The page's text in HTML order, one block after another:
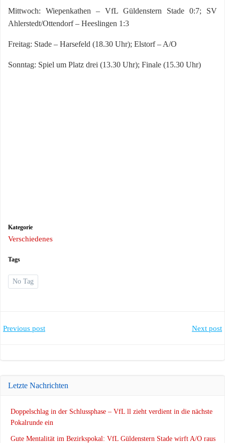
Mittwoch: Wiepenkathen – VfL Güldenstern Stade 0:7; SV
Ahlerstedt/Ottendorf – Heeslingen 1:3
Freitag: Stade – Harsefeld (18.30 Uhr); Elstorf – A/O
Sonntag: Spiel um Platz drei (13.30 Uhr); Finale (15.30 Uhr)
Kategorie
Verschiedenes
Tags
No Tag
Post
Previous post Next post
Letzte Nachrichten
Doppelschlag in der Schlussphase – VfL ll zieht verdient in die nächste
Pokalrunde ein
Gute Mentalität im Bezirkspokal: VfL Güldenstern Stade wirft A/O raus